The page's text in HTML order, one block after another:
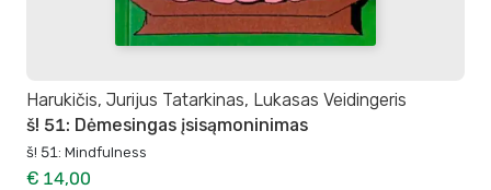
Harukičis, Jurijus Tatarkinas, Lukasas Veidingeris
š! 51: Dėmesingas įsisąmoninimas
š! 51: Mindfulness
€ 14,00